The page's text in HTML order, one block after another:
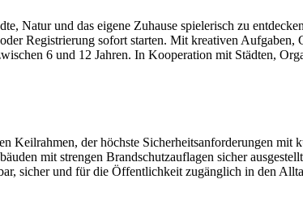
Natur und das eigene Zuhause spielerisch zu
Registrierung sofort starten. Mit kreativen
6 und 12 Jahren. In Kooperation mit Städten,
Keilrahmen, der höchste Sicherheitsanforderungen
mit strengen Brandschutzauflagen sicher
sicher und für die Öffentlichkeit zugänglich in den